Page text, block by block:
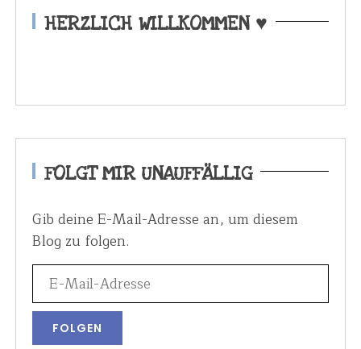
HERZLICH WILLKOMMEN ♥
FOLGT MIR UNAUFFÄLLIG
Gib deine E-Mail-Adresse an, um diesem
Blog zu folgen.